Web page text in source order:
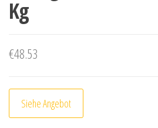
Kg
€48.53
Siehe Angebot